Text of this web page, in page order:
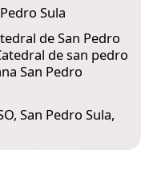
Sula
de San Pedro
de san pedro
San Pedro
San Pedro Sula,